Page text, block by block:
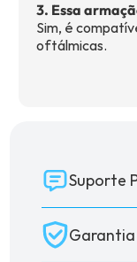
3. Essa
Sim, é
oftálmicas.
Suporte
Garantia